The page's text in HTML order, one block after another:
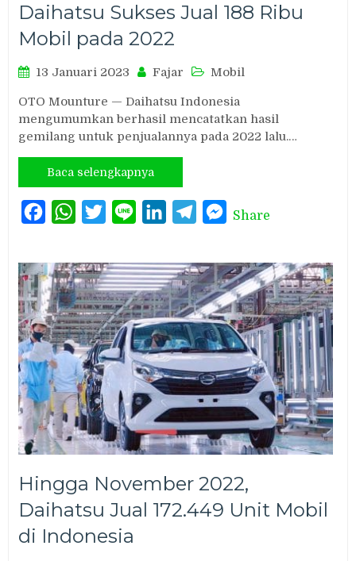
Daihatsu Sukses Jual 188 Ribu
Mobil pada 2022
13 Januari 2023 Fajar Mobil
OTO Mounture — Daihatsu Indonesia
mengumumkan berhasil mencatatkan hasil
gemilang untuk penjualannya pada 2022 lalu.…
Baca selengkapnya
FacebookWhatsAppTwitterLine LinkedInTelegramMessenger
Share
Hingga November 2022,
Daihatsu Jual 172.449 Unit Mobil
di Indonesia